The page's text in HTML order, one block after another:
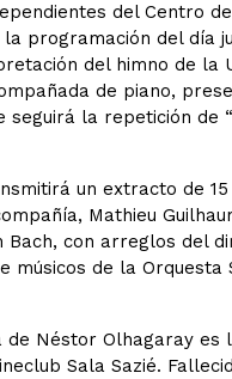
del Centro
programación del día
del himno de la
de piano,
seguirá la repetición de
un extracto de
Mathieu
con arreglos del
de la Orquesta
Néstor Olhagaray es
Sala Sazié.